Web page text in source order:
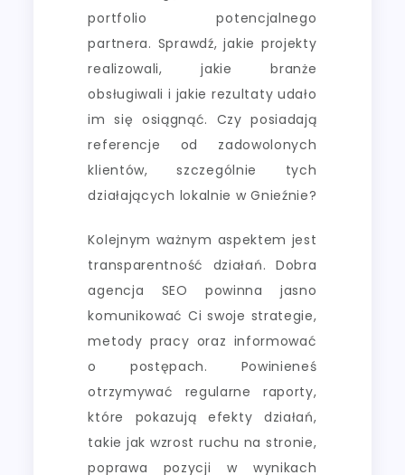
portfolio potencjalnego
partnera. Sprawdź, jakie projekty
realizowali, jakie branże
obsługiwali i jakie rezultaty udało
im się osiągnąć. Czy posiadają
referencje od zadowolonych
klientów, szczególnie tych
działających lokalnie w Gnieźnie?
Kolejnym ważnym aspektem jest
transparentność działań. Dobra
agencja SEO powinna jasno
komunikować Ci swoje strategie,
metody pracy oraz informować
o postępach. Powinieneś
otrzymywać regularne raporty,
które pokazują efekty działań,
takie jak wzrost ruchu na stronie,
poprawa pozycji w wynikach